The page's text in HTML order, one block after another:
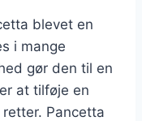
blevet en
i mange
gør den til en
at tilføje en
Pancetta